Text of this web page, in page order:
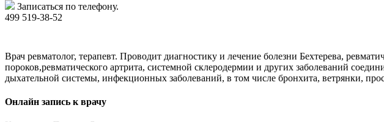
Записаться по телефону.
499 519-38-52
Врач ревматолог, терапевт. Проводит диагностику и лечение болезни Бехтерева,
пороков,ревматического артрита, системной склеродермии и других заболеваний
дыхательной системы, инфекционных заболеваний, в том числе бронхита, ветрянки,
Онлайн запись к врачу